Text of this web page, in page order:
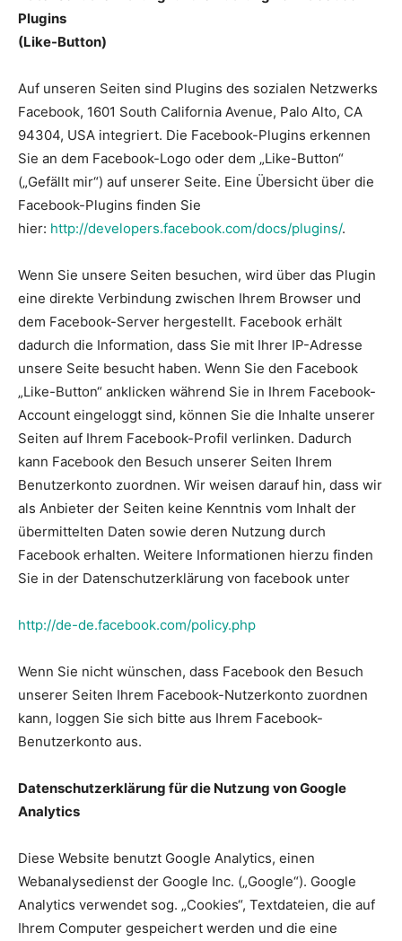
Plugins
(Like-Button)
Auf unseren Seiten sind Plugins des sozialen Netzwerks
Facebook, 1601 South California Avenue, Palo Alto, CA
94304, USA integriert. Die Facebook-Plugins erkennen
Sie an dem Facebook-Logo oder dem „Like-Button“
(„Gefällt mir“) auf unserer Seite. Eine Übersicht über die
Facebook-Plugins finden Sie
hier: http://developers.facebook.com/docs/plugins/.
Wenn Sie unsere Seiten besuchen, wird über das Plugin
eine direkte Verbindung zwischen Ihrem Browser und
dem Facebook-Server hergestellt. Facebook erhält
dadurch die Information, dass Sie mit Ihrer IP-Adresse
unsere Seite besucht haben. Wenn Sie den Facebook
„Like-Button“ anklicken während Sie in Ihrem Facebook-
Account eingeloggt sind, können Sie die Inhalte unserer
Seiten auf Ihrem Facebook-Profil verlinken. Dadurch
kann Facebook den Besuch unserer Seiten Ihrem
Benutzerkonto zuordnen. Wir weisen darauf hin, dass wir
als Anbieter der Seiten keine Kenntnis vom Inhalt der
übermittelten Daten sowie deren Nutzung durch
Facebook erhalten. Weitere Informationen hierzu finden
Sie in der Datenschutzerklärung von facebook unter
http://de-de.facebook.com/policy.php
Wenn Sie nicht wünschen, dass Facebook den Besuch
unserer Seiten Ihrem Facebook-Nutzerkonto zuordnen
kann, loggen Sie sich bitte aus Ihrem Facebook-
Benutzerkonto aus.
Datenschutzerklärung für die Nutzung von Google
Analytics
Diese Website benutzt Google Analytics, einen
Webanalysedienst der Google Inc. („Google“). Google
Analytics verwendet sog. „Cookies“, Textdateien, die auf
Ihrem Computer gespeichert werden und die eine